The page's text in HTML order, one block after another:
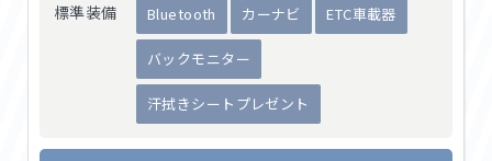
標準装備 Bluetooth カーナビ ETC車載器
バックモニター
汗拭きシートプレゼント